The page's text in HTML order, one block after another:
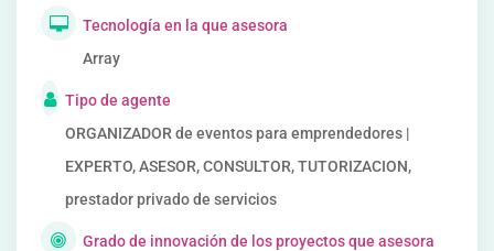
Tecnología en la que asesora
Array
Tipo de agente
ORGANIZADOR de eventos para emprendedores |
EXPERTO, ASESOR, CONSULTOR, TUTORIZACION,
prestador privado de servicios
Grado de innovación de los proyectos que asesora